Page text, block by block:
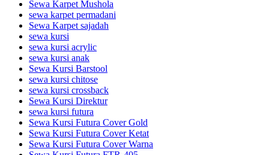
Sewa Karpet Mushola
sewa karpet permadani
Sewa Karpet sajadah
sewa kursi
sewa kursi acrylic
sewa kursi anak
Sewa Kursi Barstool
sewa kursi chitose
sewa kursi crossback
Sewa Kursi Direktur
sewa kursi futura
Sewa Kursi Futura Cover Gold
Sewa Kursi Futura Cover Ketat
Sewa Kursi Futura Cover Warna